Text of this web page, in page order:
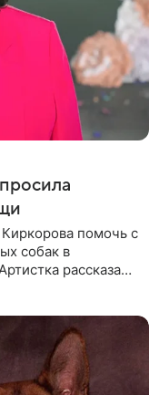
помочь с
собак в
рассказала